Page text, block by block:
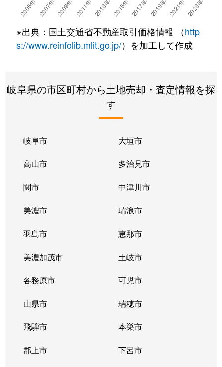
大和町剣
790万円 郡上大和
大和町万場
300万円 上万場
和良町横野
1,400万円 飛騨金山 徒歩
※出典：国土交通省不動産取引価格情報 （http
s://www.reinfolib.mlit.go.jp/）を加工して作成
岐阜県の市区町村から土地売却・査定情報を探
す
岐阜市 大垣市
高山市 多治見市
関市 中津川市
美濃市 瑞浪市
羽島市 恵那市
美濃加茂市 土岐市
各務原市 可児市
山県市 瑞穂市
飛騨市 本巣市
郡上市 下呂市